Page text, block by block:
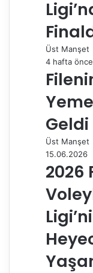
Üst Manşet
4 hafta önce
Geldi
Üst Manşet
15.06.2026
2026